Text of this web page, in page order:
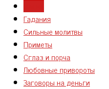
Гадания
Сильные молитвы
Приметы
Сглаз и порча
Любовные привороты
Заговоры на деньги